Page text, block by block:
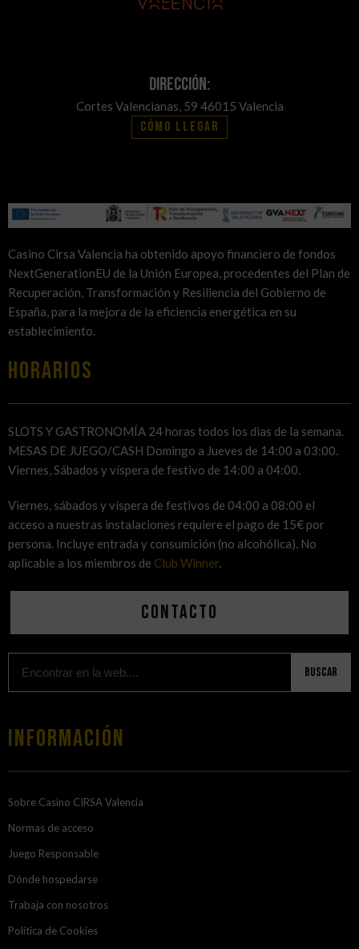
Dirección:
Cortes Valencianas, 59 46015 Valencia
Cómo llegar
Casino Cirsa Valencia ha obtenido apoyo financiero de fondos
NextGenerationEU de la Unión Europea, procedentes del Plan de
Recuperación, Transformación y Resiliencia del Gobierno de
España, para la mejora de la eficiencia energética en su
establecimiento.
HORARIOS
SLOTS Y GASTRONOMÍA 24 horas todos los dias de la semana.
MESAS DE JUEGO/CASH Domingo a Jueves de 14:00 a 03:00.
Viernes, Sábados y víspera de festivo de 14:00 a 04:00.
Viernes, sábados y víspera de festivos de 04:00 a 08:00 el
acceso a nuestras instalaciones requiere el pago de 15€ por
persona. Incluye entrada y consumición (no alcohólica). No
aplicable a los miembros de Club Winner.
Contacto
Buscar
Información
Sobre Casino CIRSA Valencia
Normas de acceso
Juego Responsable
Dónde hospedarse
Trabaja con nosotros
Política de Cookies